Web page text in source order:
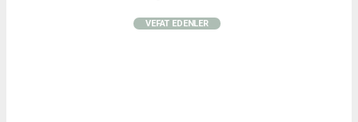
VEFAT EDENLER